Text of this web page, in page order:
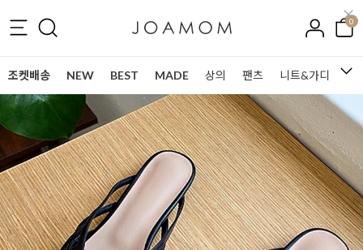
0
조켓배송 NEW BEST MADE 상의 팬츠 니트&가디건